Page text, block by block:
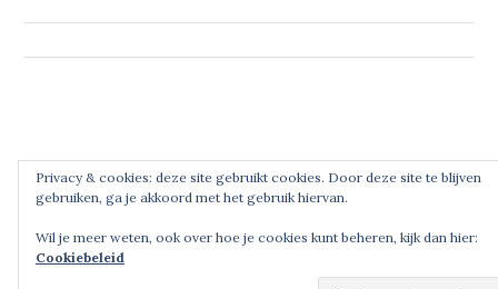
Privacy & cookies: deze site gebruikt cookies. Door deze site te blijven
gebruiken, ga je akkoord met het gebruik hiervan.
Wil je meer weten, ook over hoe je cookies kunt beheren, kijk dan hier:
Cookiebeleid